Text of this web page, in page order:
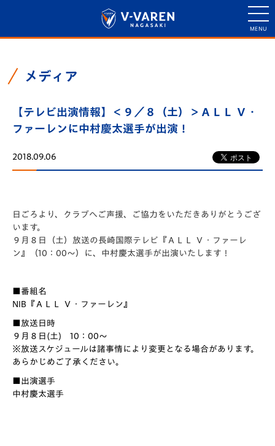
メディア
【テレビ出演情報】＜９／８（土）＞ＡＬＬ Ｖ・
ファーレンに中村慶太選手が出演！
2018.09.06
日ごろより、クラブへご声援、ご協力をいただきありがとうござ
います。
９月８日（土）放送の長崎国際テレビ『ＡＬＬ Ｖ・ファーレ
ン』（10：00～）に、中村慶太選手が出演いたします！
■番組名
NIB『ＡＬＬ Ｖ・ファーレン』
■放送日時
９月８日(土) 10：00〜
※放送スケジュールは諸事情により変更となる場合があります。
あらかじめご了承ください。
■出演選手
中村慶太選手